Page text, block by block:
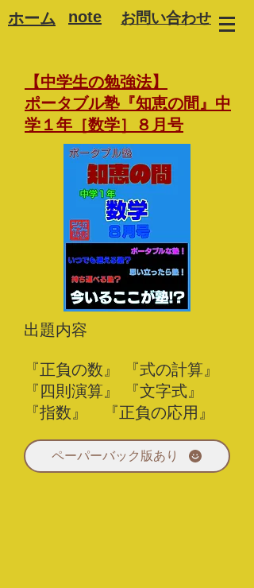
ホーム note お問い合わせ
【中学生の勉強法】
ポータブル塾『知恵の間』中
学１年［数学］８月号
出題内容
『正負の数』 『式の計算』
『四則演算』 『文字式』
『指数』 『正負の応用』
ペーパーバック版あり